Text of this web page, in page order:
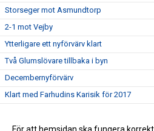
Storseger mot Asmundtorp
2-1 mot Vejby
Ytterligare ett nyförvärv klart
Två Glumslövare tillbaka i byn
Decembernyförvärv
Klart med Farhudins Karisik för 2017
STORSEGER FÖR HERR A